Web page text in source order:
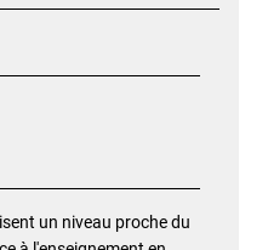
un niveau proche du